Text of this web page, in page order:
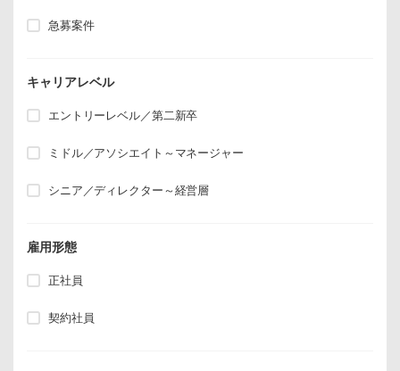
急募案件
キャリアレベル
エントリーレベル／第二新卒
ミドル／アソシエイト～マネージャー
シニア／ディレクター～経営層
雇用形態
正社員
契約社員